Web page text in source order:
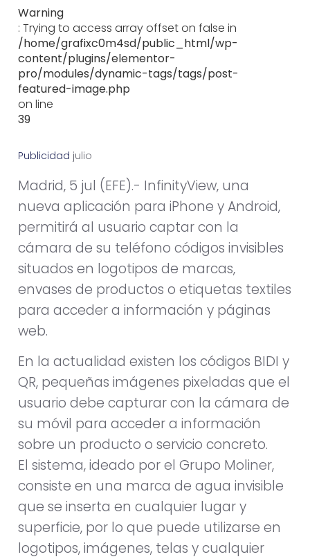
Warning
: Trying to access array offset on false in
/home/grafixc0m4sd/public_html/wp-
content/plugins/elementor-
pro/modules/dynamic-tags/tags/post-
featured-image.php
on line
39
Publicidad julio
Madrid, 5 jul (EFE).- InfinityView, una
nueva aplicación para iPhone y Android,
permitirá al usuario captar con la
cámara de su teléfono códigos invisibles
situados en logotipos de marcas,
envases de productos o etiquetas textiles
para acceder a información y páginas
web.
En la actualidad existen los códigos BIDI y
QR, pequeñas imágenes pixeladas que el
usuario debe capturar con la cámara de
su móvil para acceder a información
sobre un producto o servicio concreto.
El sistema, ideado por el Grupo Moliner,
consiste en una marca de agua invisible
que se inserta en cualquier lugar y
superficie, por lo que puede utilizarse en
logotipos, imágenes, telas y cualquier